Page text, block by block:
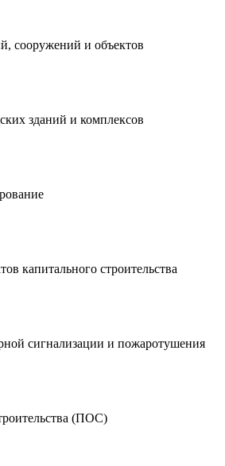
сооружений и объектов
зданий и комплексов
капитального строительства
сигнализации и пожаротушения
(ПОС)